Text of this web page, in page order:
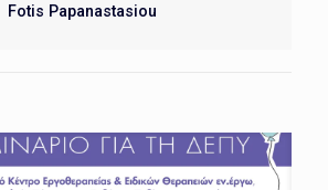
Fotis Papanastasiou